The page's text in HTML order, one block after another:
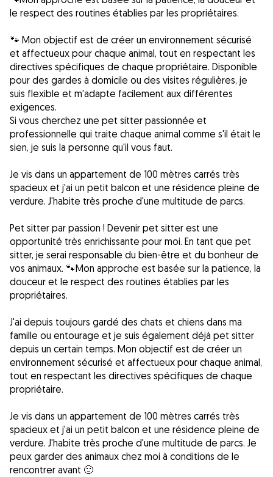
le respect des routines établies par les propriétaires.
🐾 Mon objectif est de créer un environnement sécurisé
et affectueux pour chaque animal, tout en respectant les
directives spécifiques de chaque propriétaire. Disponible
pour des gardes à domicile ou des visites régulières, je
suis flexible et m'adapte facilement aux différentes
exigences.
Si vous cherchez une pet sitter passionnée et
professionnelle qui traite chaque animal comme s'il était le
sien, je suis la personne qu'il vous faut.
Je vis dans un appartement de 100 mètres carrés très
spacieux et j'ai un petit balcon et une résidence pleine de
verdure. J'habite très proche d'une multitude de parcs.
Pet sitter par passion ! Devenir pet sitter est une
opportunité très enrichissante pour moi. En tant que pet
sitter, je serai responsable du bien-être et du bonheur de
vos animaux. 🐾Mon approche est basée sur la patience, la
douceur et le respect des routines établies par les
propriétaires.
J'ai depuis toujours gardé des chats et chiens dans ma
famille ou entourage et je suis également déjà pet sitter
depuis un certain temps. Mon objectif est de créer un
environnement sécurisé et affectueux pour chaque animal,
tout en respectant les directives spécifiques de chaque
propriétaire.
Je vis dans un appartement de 100 mètres carrés très
spacieux et j'ai un petit balcon et une résidence pleine de
verdure. J'habite très proche d'une multitude de parcs. Je
peux garder des animaux chez moi à conditions de le
rencontrer avant 🙂